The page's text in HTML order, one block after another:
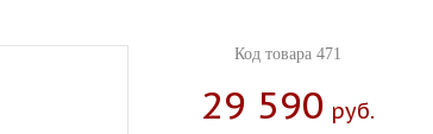
Код товара 471
29 590 Руб.